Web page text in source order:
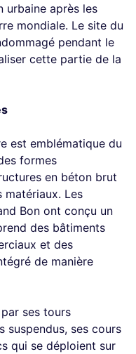
urbaine après les
mondiale. Le site du
pendant le
cette partie de la
est emblématique du
formes
en béton brut
matériaux. Les
Bon ont conçu un
des bâtiments
et des
de manière
ses tours
suspendus, ses cours
qui se déploient sur